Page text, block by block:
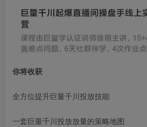
你将收获
全方位提升巨量千川投放技能
一套巨量千川投放放量的策略地图